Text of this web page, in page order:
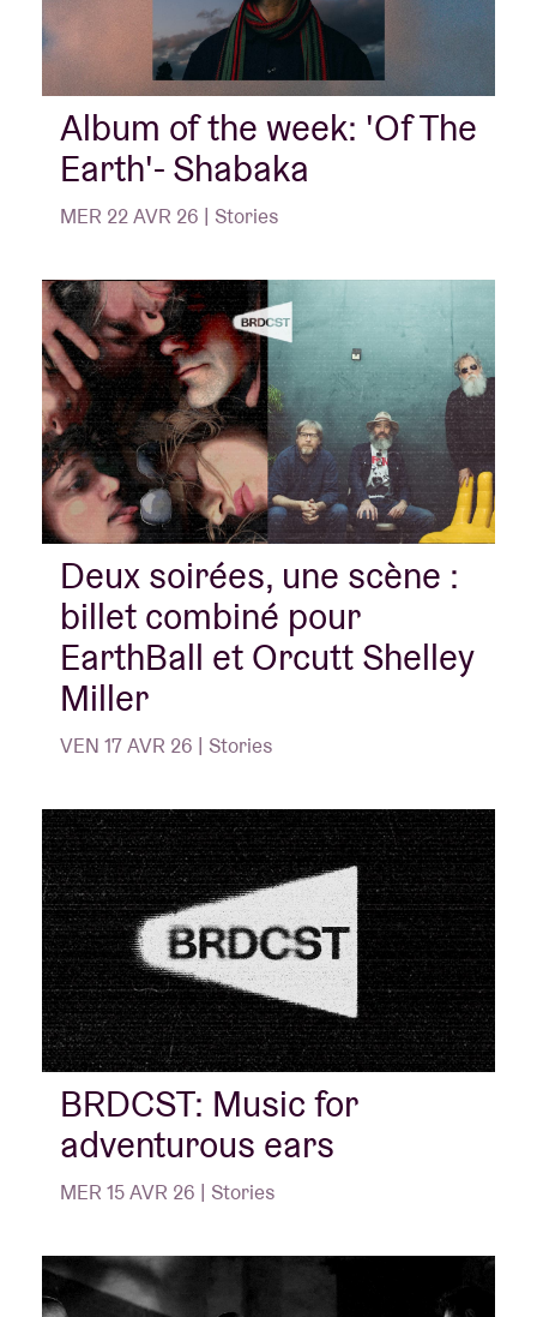
Album of the week: 'Of The
Earth'- Shabaka
MER 22 AVR 26 | Stories
Deux soirées, une scène :
billet combiné pour
EarthBall et Orcutt Shelley
Miller
VEN 17 AVR 26 | Stories
BRDCST: Music for
adventurous ears
MER 15 AVR 26 | Stories